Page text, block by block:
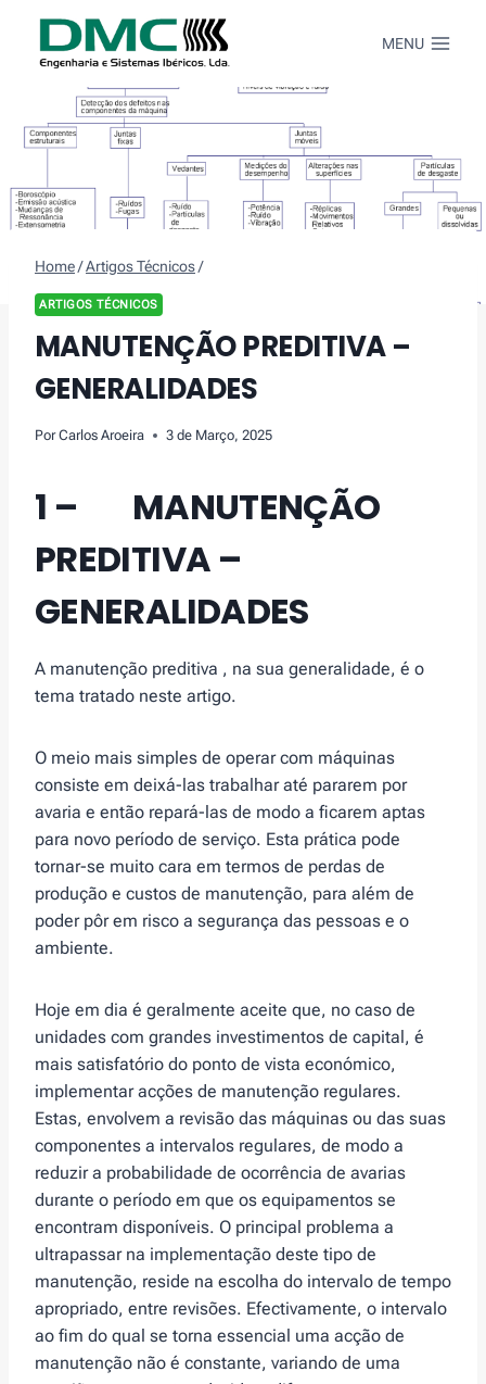
content
MENU
Home/Artigos Técnicos/
ARTIGOS TÉCNICOS
MANUTENÇÃO PREDITIVA –
GENERALIDADES
Por Carlos Aroeira 3 de Março, 2025
1 – MANUTENÇÃO
PREDITIVA –
GENERALIDADES
A manutenção preditiva , na sua generalidade, é o
tema tratado neste artigo.
O meio mais simples de operar com máquinas
consiste em deixá-las trabalhar até pararem por
avaria e então repará-las de modo a ficarem aptas
para novo período de serviço. Esta prática pode
tornar-se muito cara em termos de perdas de
produção e custos de manutenção, para além de
poder pôr em risco a segurança das pessoas e o
ambiente.
Hoje em dia é geralmente aceite que, no caso de
unidades com grandes investimentos de capital, é
mais satisfatório do ponto de vista económico,
implementar acções de manutenção regulares.
Estas, envolvem a revisão das máquinas ou das suas
componentes a intervalos regulares, de modo a
reduzir a probabilidade de ocorrência de avarias
durante o período em que os equipamentos se
encontram disponíveis. O principal problema a
ultrapassar na implementação deste tipo de
manutenção, reside na escolha do intervalo de tempo
apropriado, entre revisões. Efectivamente, o intervalo
ao fim do qual se torna essencial uma acção de
manutenção não é constante, variando de uma